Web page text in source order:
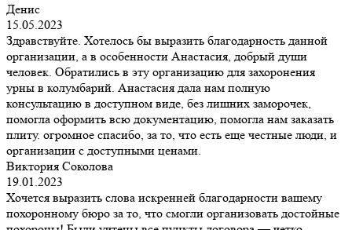
Денис
15.05.2023
Здравствуйте. Хотелось бы выразить благодарность данной
организации, а в особенности Анастасия, добрый души
человек. Обратились в эту организацию для захоронения
урны в колумбарий. Анастасия дала нам полную
консультацию в доступном виде, без лишних заморочек,
помогла оформить всю документацию, помогла нам заказать
плиту. огромное спасибо, за то, что есть еще честные люди, и
организации с доступными ценами.
Виктория Соколова
19.01.2023
Хочется выразить слова искренней благодарности вашему
похоронному бюро за то, что смогли организовать достойные